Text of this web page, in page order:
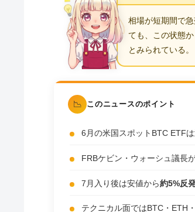
相場が短期間で
ても、この状態
とみられている。
📉 このニュースのポイント
6月の米国スポットBTC ETFは
FRBケビン・ウォーシュ議長
7月入り後は安値から約5%反
テクニカル面ではBTC・ETH